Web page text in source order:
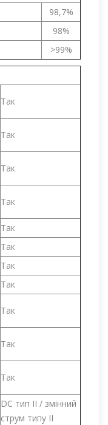
98,7%
98%
>99%
Так
Так
Так
Так
Так
Так
Так
Так
Так
Так
Так
DC тип II / змінний
струм типу II